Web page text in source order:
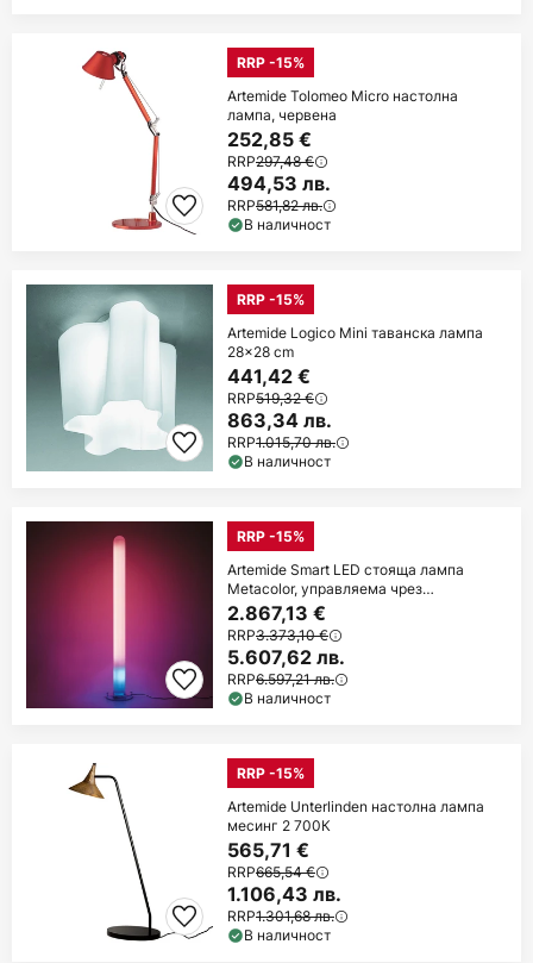
RRP -15%
Artemide Tolomeo Micro настолна
лампа, червена
252,85 €
RRP297,48 €
494,53 лв.
RRP581,82 лв.
В наличност
RRP -15%
Artemide Logico Mini таванска лампа
28x28 cm
441,42 €
RRP519,32 €
863,34 лв.
RRP1.015,70 лв.
В наличност
RRP -15%
Artemide Smart LED стояща лампа
Metacolor, управляема чрез
приложение
2.867,13 €
RRP3.373,10 €
5.607,62 лв.
RRP6.597,21 лв.
В наличност
RRP -15%
Artemide Unterlinden настолна лампа
месинг 2 700К
565,71 €
RRP665,54 €
1.106,43 лв.
RRP1.301,68 лв.
В наличност